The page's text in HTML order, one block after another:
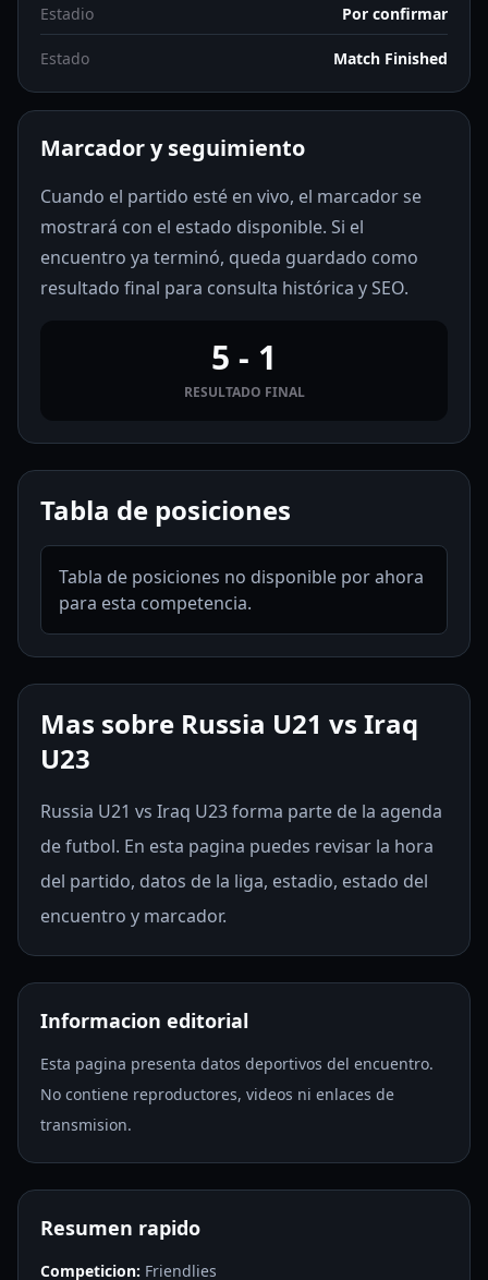
Estadio Por confirmar
Estado Match Finished
Marcador y seguimiento
Cuando el partido esté en vivo, el marcador se
mostrará con el estado disponible. Si el
encuentro ya terminó, queda guardado como
resultado final para consulta histórica y SEO.
5 - 1
RESULTADO FINAL
Tabla de posiciones
Tabla de posiciones no disponible por ahora
para esta competencia.
Mas sobre Russia U21 vs Iraq
U23
Russia U21 vs Iraq U23 forma parte de la agenda
de futbol. En esta pagina puedes revisar la hora
del partido, datos de la liga, estadio, estado del
encuentro y marcador.
Informacion editorial
Esta pagina presenta datos deportivos del encuentro.
No contiene reproductores, videos ni enlaces de
transmision.
Resumen rapido
Competicion: Friendlies